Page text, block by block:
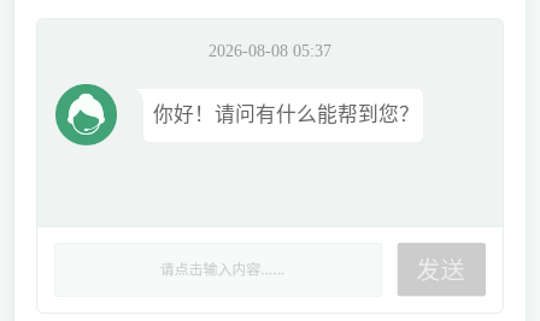
2026-08-08 05:37
你好！请问有什么能帮到您？